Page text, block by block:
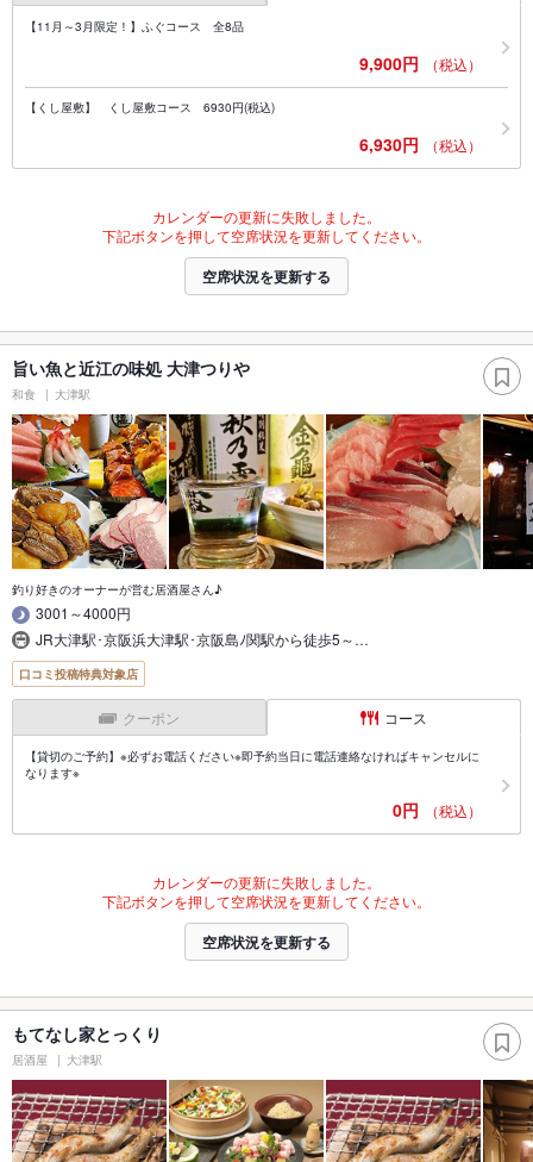
【11月～3月限定！】ふぐコース 全8品
9,900円 （税込）
【くし屋敷】 くし屋敷コース 6930円(税込)
6,930円 （税込）
カレンダーの更新に失敗しました。
下記ボタンを押して空席状況を更新してください。
空席状況を更新する
旨い魚と近江の味処 大津つりや
和食 大津駅
釣り好きのオーナーが営む居酒屋さん♪
3001～4000円
JR大津駅･京阪浜大津駅･京阪島ﾉ関駅から徒歩5～…
口コミ投稿特典対象店
クーポン コース
【貸切のご予約】※必ずお電話ください※即予約当日に電話連絡なければキャンセルに
なります※
0円 （税込）
カレンダーの更新に失敗しました。
下記ボタンを押して空席状況を更新してください。
空席状況を更新する
もてなし家とっくり
居酒屋 大津駅